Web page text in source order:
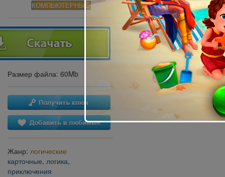
КОМПЬЮТЕРНЫЕ
Размер файла: 60Mb
Жанр: логические
карточные, логика,
приключения